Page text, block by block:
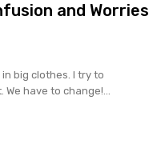
and Worries
big clothes. I try to
have to change!...